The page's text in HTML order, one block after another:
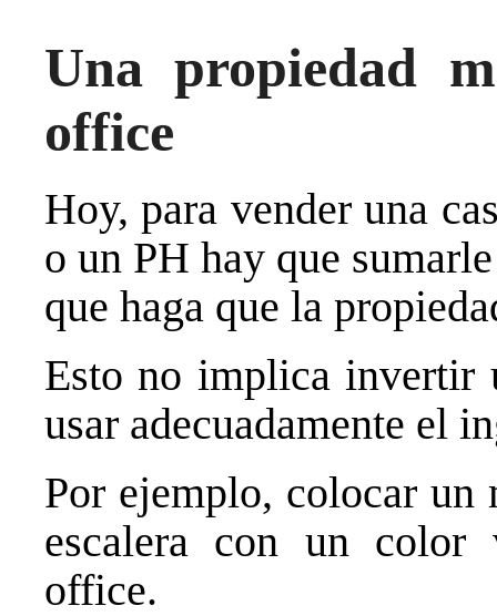
Una propiedad
office
Hoy, para vender una
o un PH hay que
que haga que la
Esto no implica invertir
usar adecuadamente el
Por ejemplo, colocar un
escalera con un color
office.